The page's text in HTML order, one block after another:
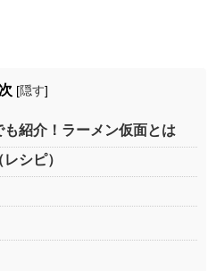
[隠す]
紹介！ラーメン仮面とは
シピ）